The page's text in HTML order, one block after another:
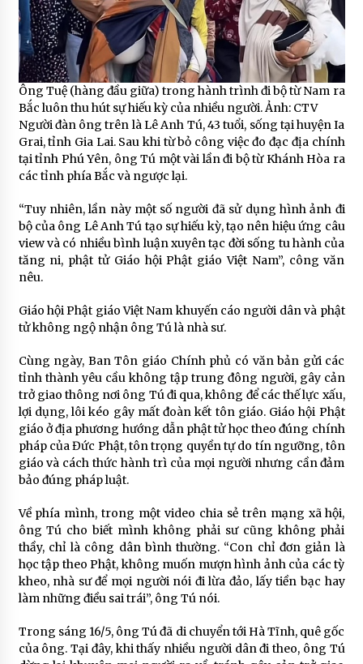
Ông Tuệ (hàng đầu giữa) trong hành trình đi bộ từ Nam ra
Bắc luôn thu hút sự hiếu kỳ của nhiều người. Ảnh: CTV
Người đàn ông trên là Lê Anh Tú, 43 tuổi, sống tại huyện Ia
Grai, tỉnh Gia Lai. Sau khi từ bỏ công việc đo đạc địa chính
tại tỉnh Phú Yên, ông Tú một vài lần đi bộ từ Khánh Hòa ra
các tỉnh phía Bắc và ngược lại.
“Tuy nhiên, lần này một số người đã sử dụng hình ảnh đi
bộ của ông Lê Anh Tú tạo sự hiếu kỳ, tạo nên hiệu ứng câu
view và có nhiều bình luận xuyên tạc đời sống tu hành của
tăng ni, phật tử Giáo hội Phật giáo Việt Nam”, công văn
nêu.
Giáo hội Phật giáo Việt Nam khuyến cáo người dân và phật
tử không ngộ nhận ông Tú là nhà sư.
Cùng ngày, Ban Tôn giáo Chính phủ có văn bản gửi các
tỉnh thành yêu cầu không tập trung đông người, gây cản
trở giao thông nơi ông Tú đi qua, không để các thế lực xấu,
lợi dụng, lôi kéo gây mất đoàn kết tôn giáo. Giáo hội Phật
giáo ở địa phương hướng dẫn phật tử học theo đúng chính
pháp của Đức Phật, tôn trọng quyền tự do tín ngưỡng, tôn
giáo và cách thức hành trì của mọi người nhưng cần đảm
bảo đúng pháp luật.
Về phía mình, trong một video chia sẻ trên mạng xã hội,
ông Tú cho biết mình không phải sư cũng không phải
thầy, chỉ là công dân bình thường. “Con chỉ đơn giản là
học tập theo Phật, không muốn mượn hình ảnh của các tỳ
kheo, nhà sư để mọi người nói đi lừa đảo, lấy tiền bạc hay
làm những điều sai trái”, ông Tú nói.
Trong sáng 16/5, ông Tú đã di chuyển tới Hà Tĩnh, quê gốc
của ông. Tại đây, khi thấy nhiều người dân đi theo, ông Tú